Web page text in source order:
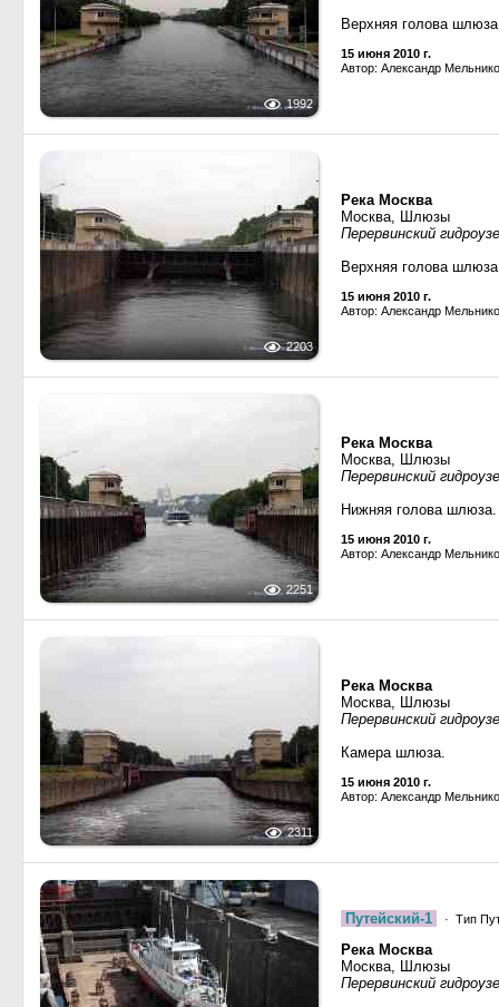
1992
Верхняя голова
15 июня 2010 г.
Автор: Александр
2203
Река Москва
Москва, Шлюзы
Перервинский
Верхняя голова
15 июня 2010 г.
Автор: Александр
2251
Река Москва
Москва, Шлюзы
Перервинский
Нижняя голова шлюза.
15 июня 2010 г.
Автор: Александр
2311
Река Москва
Москва, Шлюзы
Перервинский
Камера шлюза.
15 июня 2010 г.
Автор: Александр
Путейский-1 · Тип
Река Москва
Москва, Шлюзы
Перервинский